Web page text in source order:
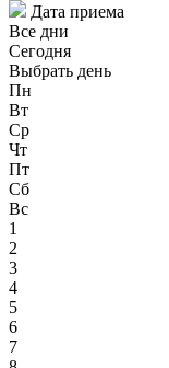
Дата приема
Все дни
Сегодня
Выбрать день
Пн
Вт
Ср
Чт
Пт
Сб
Вс
1
2
3
4
5
6
7